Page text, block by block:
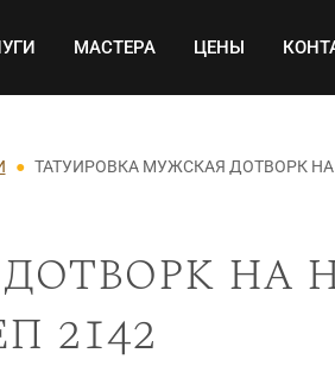
МАСТЕРА ЦЕНЫ
ТАТУИРОВКА МУЖСКАЯ ДОТВОРК НА
на
2142